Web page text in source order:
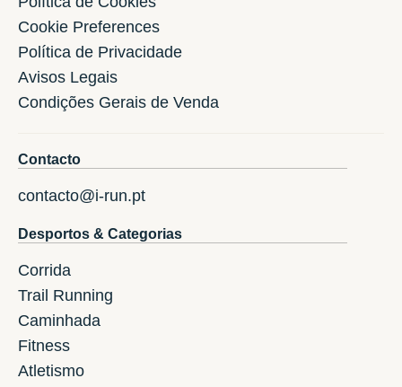
Cookie Preferences
Política de Privacidade
Avisos Legais
Condições Gerais de Venda
Contacto
contacto@i-run.pt
Desportos & Categorias
Corrida
Trail Running
Caminhada
Fitness
Atletismo